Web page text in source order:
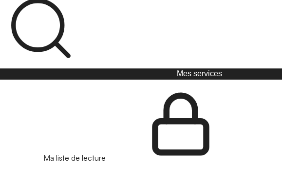
Mes services
Ma liste de lecture